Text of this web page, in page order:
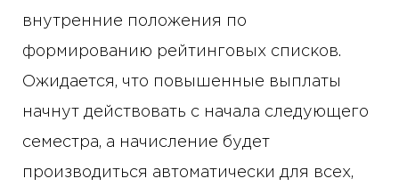
внутренние положения по
формированию рейтинговых списков.
Ожидается, что повышенные выплаты
начнут действовать с начала следующего
семестра, а начисление будет
производиться автоматически для всех,